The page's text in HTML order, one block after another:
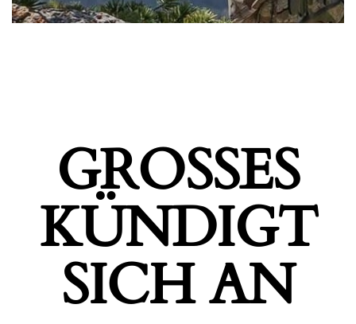
GROSSES K
ÜNDIGT S
ICH AN